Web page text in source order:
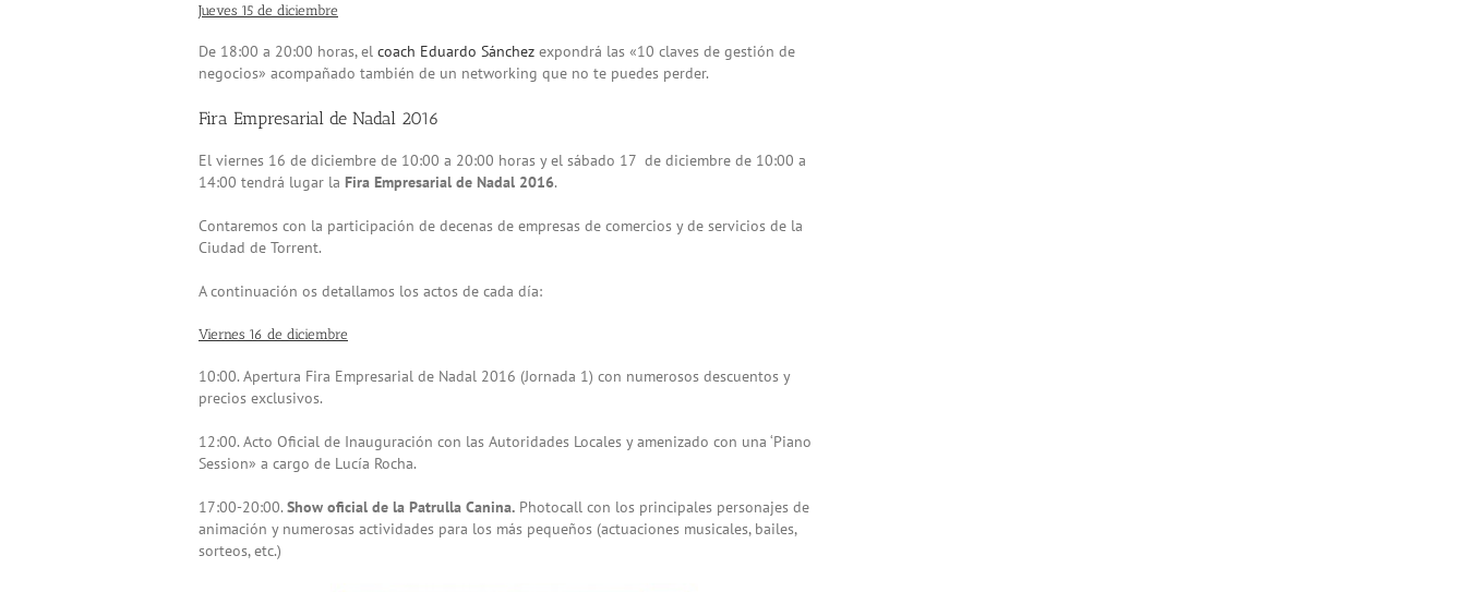
Jueves 15 de diciembre
De 18:00 a 20:00 horas, el coach Eduardo Sánchez expondrá las «10 claves de gestión de
negocios» acompañado también de un networking que no te puedes perder.
Fira Empresarial de Nadal 2016
El viernes 16 de diciembre de 10:00 a 20:00 horas y el sábado 17 de diciembre de 10:00 a
14:00 tendrá lugar la Fira Empresarial de Nadal 2016.
Contaremos con la participación de decenas de empresas de comercios y de servicios de la
Ciudad de Torrent.
A continuación os detallamos los actos de cada día:
Viernes 16 de diciembre
10:00. Apertura Fira Empresarial de Nadal 2016 (Jornada 1) con numerosos descuentos y
precios exclusivos.
12:00. Acto Oficial de Inauguración con las Autoridades Locales y amenizado con una ‘Piano
Session» a cargo de Lucía Rocha.
17:00-20:00. Show oficial de la Patrulla Canina. Photocall con los principales personajes de
animación y numerosas actividades para los más pequeños (actuaciones musicales, bailes,
sorteos, etc.)